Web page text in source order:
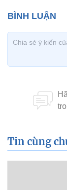
Tin cùng